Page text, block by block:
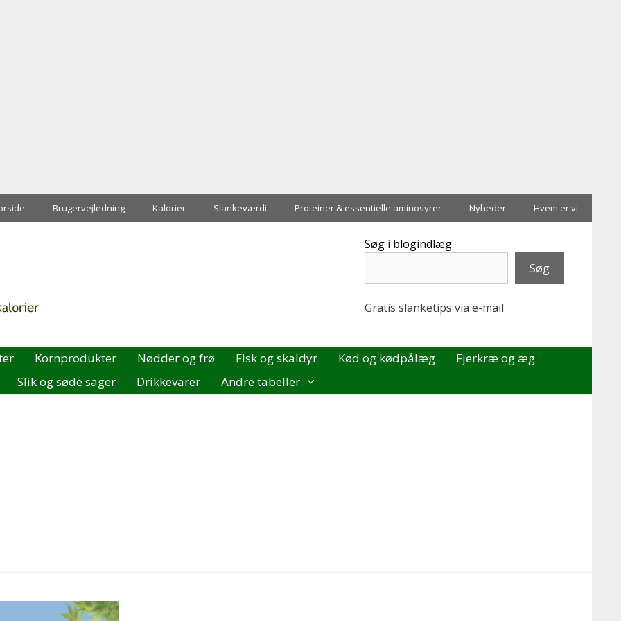
Brugervejledning Kalorier Slankeværdi Proteiner & essentielle aminosyrer Nyheder Hvem er vi
Søg i blogindlæg
Søg
Gratis slanketips via e-mail
Kornprodukter Nødder og frø Fisk og skaldyr Kød og kødpålæg
Fjerkræ og æg
Slik og søde sager Drikkevarer Andre tabeller